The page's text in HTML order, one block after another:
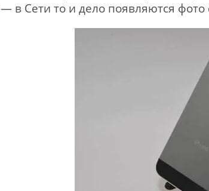
— в Сети то и дело появляются фото